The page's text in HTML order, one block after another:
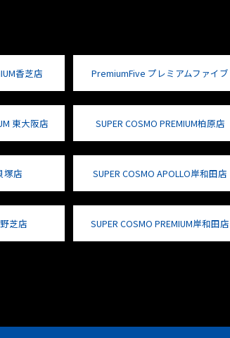
香芝店 PremiumFive プレミアムファイブ
東大阪店 SUPER COSMO PREMIUM柏原店
塚店 SUPER COSMO APOLLO岸和田店
芝店 SUPER COSMO PREMIUM岸和田店